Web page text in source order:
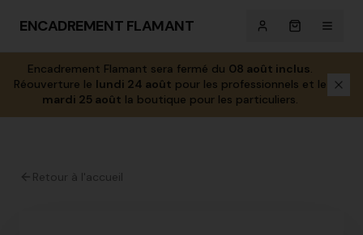
ENCADREMENT FLAMANT
Encadrement Flamant sera fermé du 08 août inclus.
Réouverture le lundi 24 août pour les professionnels et le
mardi 25 août la boutique pour les particuliers.
Retour à l'accueil